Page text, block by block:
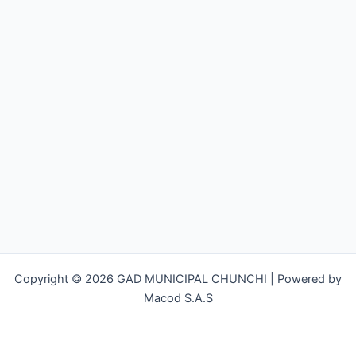
Copyright © 2026 GAD MUNICIPAL CHUNCHI | Powered by
Macod S.A.S